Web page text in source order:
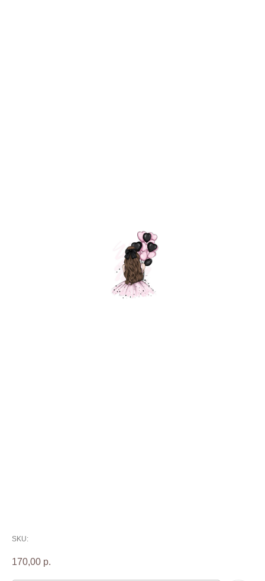
SKU:
170,00 р.